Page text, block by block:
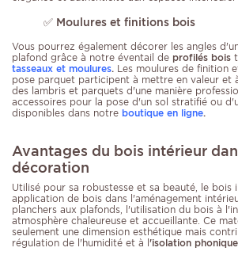
✅ Moulures et finitions bois
Vous pourrez également décorer les angles
plafond grâce à notre éventail de profilés bois
tasseaux et moulures. Les moulures de finition
pose parquet participent à mettre en valeur et
des lambris et parquets d'une manière
accessoires pour la pose d'un sol stratifié ou
disponibles dans notre boutique en ligne.
Avantages du bois intérieur
décoration
Utilisé pour sa robustesse et sa beauté, le bois
application de bois dans l'aménagement
planchers aux plafonds, l'utilisation du bois à
atmosphère chaleureuse et accueillante. Ce
seulement une dimension esthétique mais
régulation de l'humidité et à l 'isolation phonique